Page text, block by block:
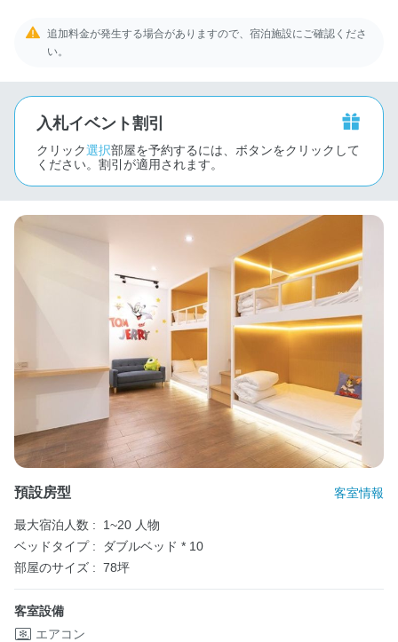
追加料金が発生する場合がありますので、宿泊施設にご確認くださ
い。
入札イベント割引
クリック選択部屋を予約するには、ボタンをクリックして
ください。割引が適用されます。
預設房型 客室情報
最大宿泊人数 :
1~20 人物
ベッドタイプ :
ダブルベッド * 10
部屋のサイズ : 78坪
客室設備
エアコン